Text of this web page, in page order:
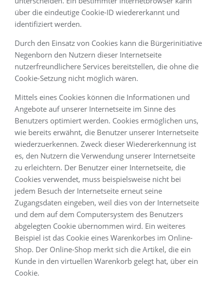
über die eindeutige Cookie-ID wiedererkannt und
identifiziert werden.
Durch den Einsatz von Cookies kann die Bürgerinitiative
Negenborn den Nutzern dieser Internetseite
nutzerfreundlichere Services bereitstellen, die ohne die
Cookie-Setzung nicht möglich wären.
Mittels eines Cookies können die Informationen und
Angebote auf unserer Internetseite im Sinne des
Benutzers optimiert werden. Cookies ermöglichen uns,
wie bereits erwähnt, die Benutzer unserer Internetseite
wiederzuerkennen. Zweck dieser Wiedererkennung ist
es, den Nutzern die Verwendung unserer Internetseite
zu erleichtern. Der Benutzer einer Internetseite, die
Cookies verwendet, muss beispielsweise nicht bei
jedem Besuch der Internetseite erneut seine
Zugangsdaten eingeben, weil dies von der Internetseite
und dem auf dem Computersystem des Benutzers
abgelegten Cookie übernommen wird. Ein weiteres
Beispiel ist das Cookie eines Warenkorbes im Online-
Shop. Der Online-Shop merkt sich die Artikel, die ein
Kunde in den virtuellen Warenkorb gelegt hat, über ein
Cookie.